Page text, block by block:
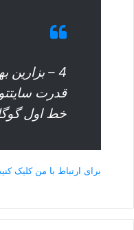
4 – بزارین
قدرت
خط اول گوگل تو
برای ارتباط با من کلیک